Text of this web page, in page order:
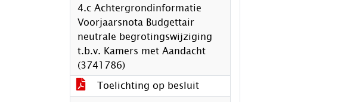
4.c Achtergrondinformatie
Voorjaarsnota Budgettair
neutrale begrotingswijziging
t.b.v. Kamers met Aandacht
(3741786)
Toelichting op besluit